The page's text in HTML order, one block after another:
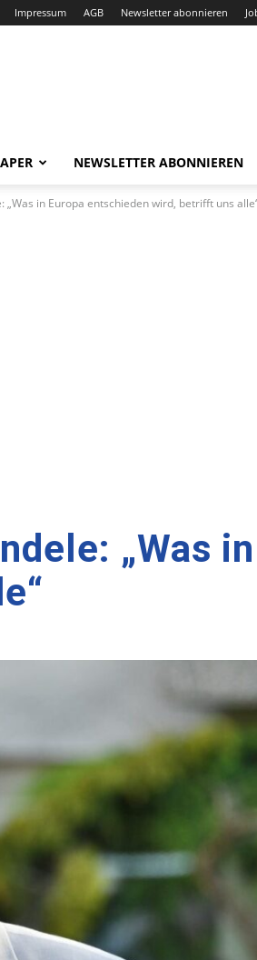
Impressum AGB Newsletter abonnieren
NEWSLETTER ABONNIEREN
„Was in Europa entschieden wird, betrifft uns
„Was